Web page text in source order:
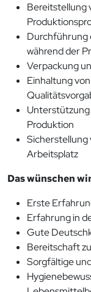
Bereitstellung
Durchführung
während der
Verpackung
Einhaltung
Unterstützung
Produktion
Sicherstellung
Arbeitsplatz
Das wünschen
Erste
Erfahrung in
Gute
Bereitschaft
Sorgfältige